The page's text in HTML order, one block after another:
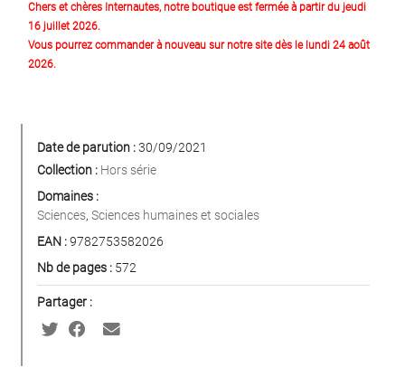
Chers et chères Internautes, notre boutique est fermée à partir du jeudi
16 juillet 2026.
Vous pourrez commander à nouveau sur notre site dès le lundi 24 août
2026.
Date de parution :30/09/2021
Collection : Hors série
Domaines :
Sciences, Sciences humaines et sociales
EAN :9782753582026
Nb de pages : 572
Partager :